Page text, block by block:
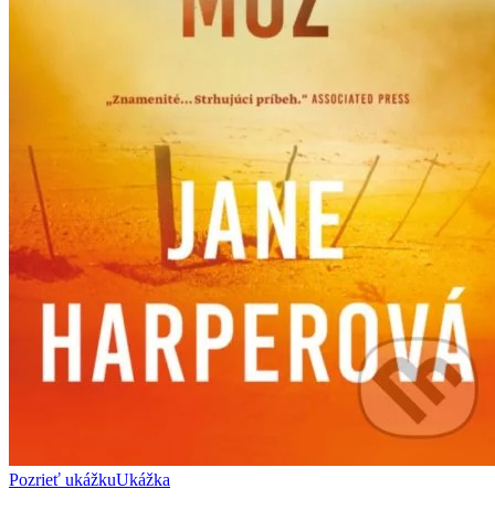
Pozrieť ukážkuUkážka